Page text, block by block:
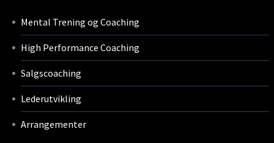
Mental Trening og Coaching
High Performance Coaching
Salgscoaching
Lederutvikling
Arrangementer